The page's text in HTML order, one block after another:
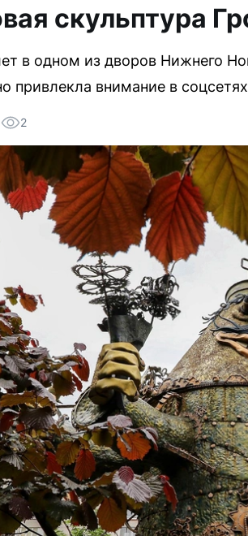
скульптура
в одном из дворов Нижнего
привлекла внимание в
2